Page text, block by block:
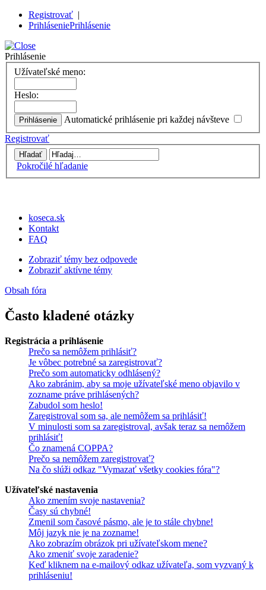
Registrovať |
PrihláseniePrihlásenie
Prihlásenie
Užívateľské meno:
Heslo:
Automatické prihlásenie pri každej návšteve
Registrovať
Pokročilé hľadanie
koseca.sk
Kontakt
FAQ
Zobraziť témy bez odpovede
Zobraziť aktívne témy
Obsah fóra
Často kladené otázky
Registrácia a prihlásenie
Prečo sa nemôžem prihlásiť?
Je vôbec potrebné sa zaregistrovať?
Prečo som automaticky odhlásený?
Ako zabránim, aby sa moje užívateľské meno objavilo v
zozname práve prihlásených?
Zabudol som heslo!
Zaregistroval som sa, ale nemôžem sa prihlásiť!
V minulosti som sa zaregistroval, avšak teraz sa nemôžem
prihlásiť!
Čo znamená COPPA?
Prečo sa nemôžem zaregistrovať?
Na čo slúži odkaz "Vymazať všetky cookies fóra"?
Užívateľské nastavenia
Ako zmením svoje nastavenia?
Časy sú chybné!
Zmenil som časové pásmo, ale je to stále chybne!
Môj jazyk nie je na zozname!
Ako zobrazím obrázok pri užívateľskom mene?
Ako zmeniť svoje zaradenie?
Keď kliknem na e-mailový odkaz užívateľa, som vyzvaný k
prihláseniu!